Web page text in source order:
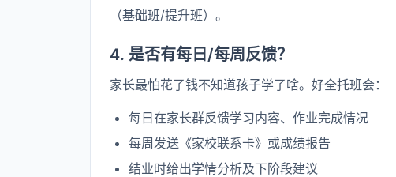
（基础班/提升班）。
4. 是否有每日/每周反馈？
家长最怕花了钱不知道孩子学了啥。好全托班会：
每日在家长群反馈学习内容、作业完成情况
每周发送《家校联系卡》或成绩报告
结业时给出学情分析及下阶段建议